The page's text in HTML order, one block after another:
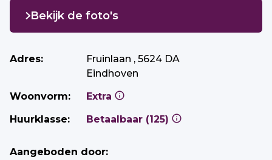
Adres:
Fruinlaan , 5624 DA
Eindhoven
Woonvorm:
Extra
Huurklasse:
Betaalbaar (125)
Aangeboden door:
Bekijk de foto's